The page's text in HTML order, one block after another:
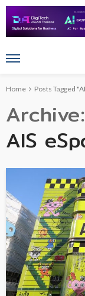
Home Posts Tagged
Archive
AIS